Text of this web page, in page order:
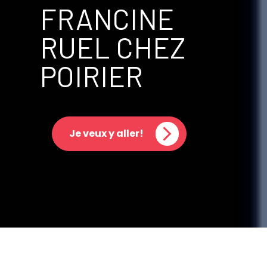
FRANCINE
RUEL CHEZ
POIRIER
Je veux y aller!